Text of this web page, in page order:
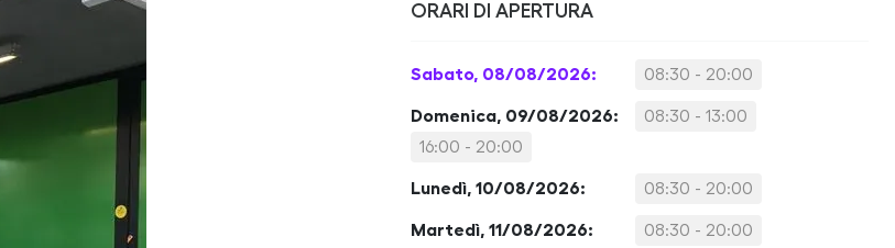
ORARI DI APERTURA
Sabato, 08/08/2026: 08:30 - 20:00
Domenica, 09/08/2026:
08:30 - 13:00
16:00 - 20:00
Lunedì, 10/08/2026: 08:30 - 20:00
Martedì, 11/08/2026: 08:30 - 20:00